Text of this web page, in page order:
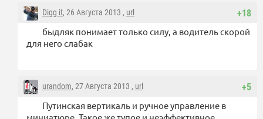
+18
Digg it, 26 Августа 2013 , url
быдляк понимает только силу, а водитель скорой
для него слабак
+5
urandom, 27 Августа 2013 , url
Путинская вертикаль и ручное управление в